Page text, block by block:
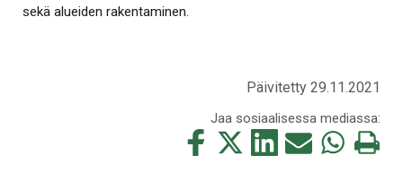
sekä alueiden rakentaminen.
Päivitetty 29.11.2021
Jaa sosiaalisessa mediassa:
Jaa
Jaa
Jaa
Jaa
Jaa
Tulosta